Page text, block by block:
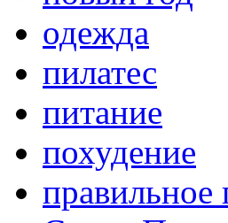
одежда
пилатес
питание
похудение
правильное